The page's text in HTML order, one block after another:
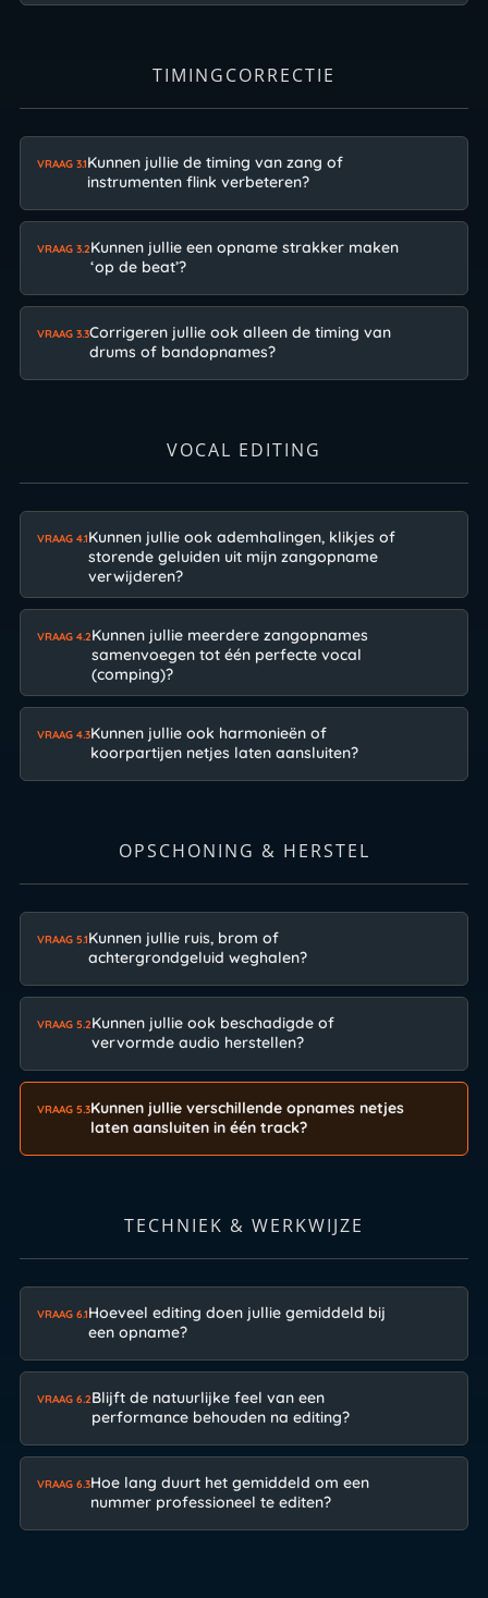
TIMINGCORRECTIE
VRAAG 3.1Kunnen jullie de timing van zang of
instrumenten flink verbeteren?
VRAAG 3.2Kunnen jullie een opname strakker maken
‘op de beat’?
VRAAG 3.3Corrigeren jullie ook alleen de timing van
drums of bandopnames?
VOCAL EDITING
VRAAG 4.1Kunnen jullie ook ademhalingen, klikjes of
storende geluiden uit mijn zangopname
verwijderen?
VRAAG 4.2Kunnen jullie meerdere zangopnames
samenvoegen tot één perfecte vocal
(comping)?
VRAAG 4.3Kunnen jullie ook harmonieën of
koorpartijen netjes laten aansluiten?
OPSCHONING & HERSTEL
VRAAG 5.1Kunnen jullie ruis, brom of
achtergrondgeluid weghalen?
VRAAG 5.2Kunnen jullie ook beschadigde of
vervormde audio herstellen?
VRAAG 5.3Kunnen jullie verschillende opnames netjes
laten aansluiten in één track?
TECHNIEK & WERKWIJZE
VRAAG 6.1Hoeveel editing doen jullie gemiddeld bij
een opname?
VRAAG 6.2Blijft de natuurlijke feel van een
performance behouden na editing?
VRAAG 6.3Hoe lang duurt het gemiddeld om een
nummer professioneel te editen?